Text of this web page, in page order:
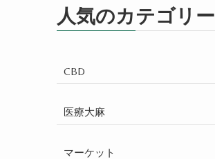
人気のカテゴリー
CBD
医療大麻
マーケット